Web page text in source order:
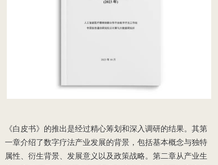
《白皮书》的推出是经过精心筹划和深入调研的结果。其第
一章介绍了数字疗法产业发展的背景，包括基本概念与独特
属性、衍生背景、发展意义以及政策战略。第二章从产业生